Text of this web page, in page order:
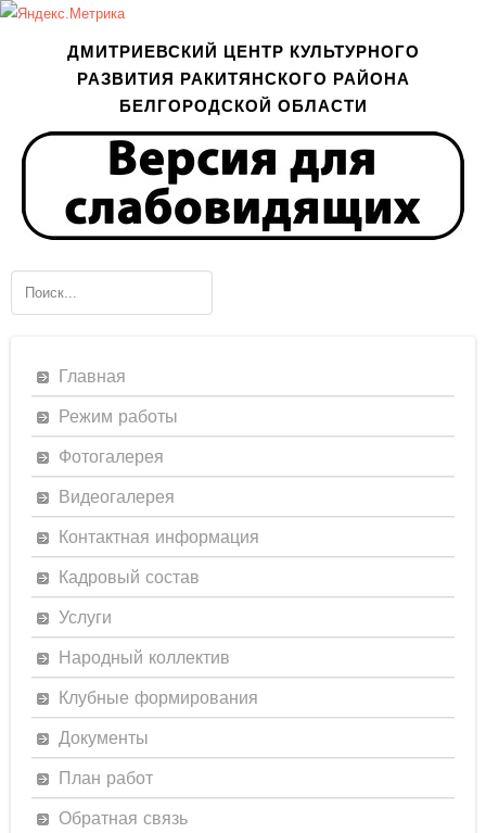
ДМИТРИЕВСКИЙ ЦЕНТР КУЛЬТУРНОГО
РАЗВИТИЯ РАКИТЯНСКОГО РАЙОНА
БЕЛГОРОДСКОЙ ОБЛАСТИ
Главная
Режим работы
Фотогалерея
Видеогалерея
Контактная информация
Кадровый состав
Услуги
Народный коллектив
Клубные формирования
Документы
План работ
Обратная связь